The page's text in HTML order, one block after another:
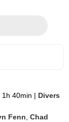
1h 40min | Divers
Fenn,Chad